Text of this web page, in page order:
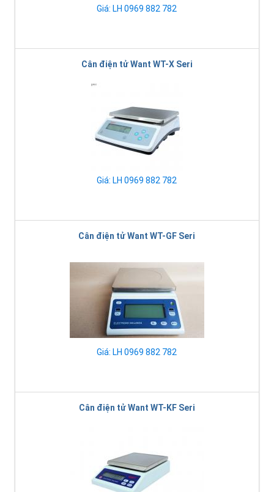
Giá: LH 0969 882 782
Cân điện tử Want WT-X Seri
Giá: LH 0969 882 782
Cân điện tử Want WT-GF Seri
Giá: LH 0969 882 782
Cân điện tử Want WT-KF Seri